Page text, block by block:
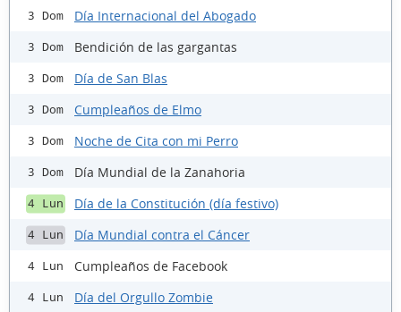
3 Dom Día Internacional del Abogado
3 Dom Bendición de las gargantas
3 Dom Día de San Blas
3 Dom Cumpleaños de Elmo
3 Dom Noche de Cita con mi Perro
3 Dom Día Mundial de la Zanahoria
4 Lun Día de la Constitución (día festivo)
4 Lun Día Mundial contra el Cáncer
4 Lun Cumpleaños de Facebook
4 Lun Día del Orgullo Zombie